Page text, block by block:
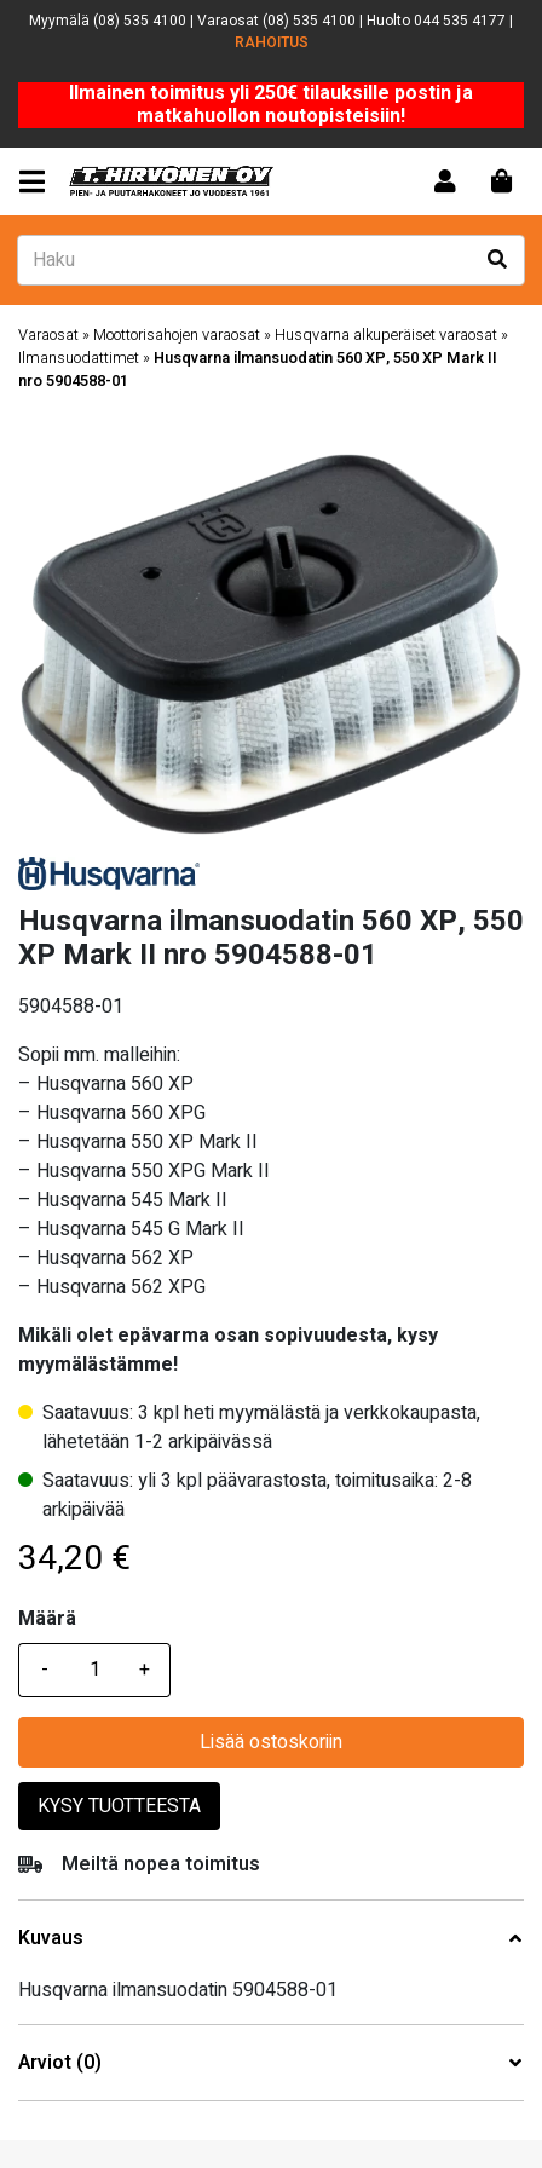
Myymälä (08) 535 4100 | Varaosat (08) 535 4100 | Huolto 044 535 4177 |
RAHOITUS
Ilmainen toimitus yli 250€ tilauksille postin ja
matkahuollon noutopisteisiin!
Varaosat » Moottorisahojen varaosat » Husqvarna alkuperäiset varaosat »
Ilmansuodattimet » Husqvarna ilmansuodatin 560 XP, 550 XP Mark II
nro 5904588-01
Husqvarna ilmansuodatin 560 XP, 550
XP Mark II nro 5904588-01
5904588-01
Sopii mm. malleihin:
– Husqvarna 560 XP
– Husqvarna 560 XPG
– Husqvarna 550 XP Mark II
– Husqvarna 550 XPG Mark II
– Husqvarna 545 Mark II
– Husqvarna 545 G Mark II
– Husqvarna 562 XP
– Husqvarna 562 XPG
Mikäli olet epävarma osan sopivuudesta, kysy
myymälästämme!
Saatavuus: 3 kpl heti myymälästä ja verkkokaupasta,
lähetetään 1-2 arkipäivässä
Saatavuus: yli 3 kpl päävarastosta, toimitusaika: 2-8
arkipäivää
34,20 €
Määrä
Määrä
Lisää ostoskoriin
KYSY TUOTTEESTA
Meiltä nopea toimitus
Kuvaus
Husqvarna ilmansuodatin 5904588-01
Arviot (0)